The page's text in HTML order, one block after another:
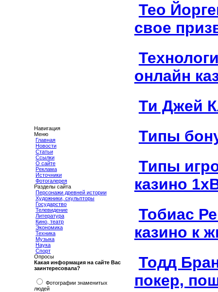
Навигация
Меню
Главная
Новости
Статьи
Ссылки
О сайте
Реклама
Источники
Фотогалерея
Разделы сайта
Персонажи древней истории
Художники, скульпторы
Государство
Телевидение
Литература
Кино, театр
Экономика
Техника
Музыка
Наука
Спорт
Опросы
Какая информация на сайте Вас
заинтересовала?
Фотографии знаменитых
людей
Тео
свое
онлайн
Ти Джей
Типы
Типы
казино
Тобиас
казино к
Тодд
покер,